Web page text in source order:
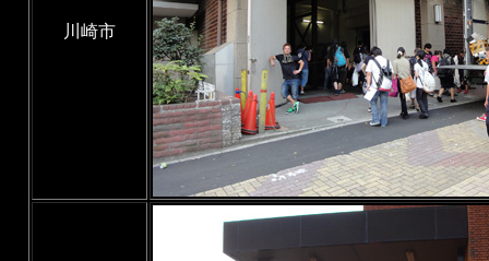
川崎市